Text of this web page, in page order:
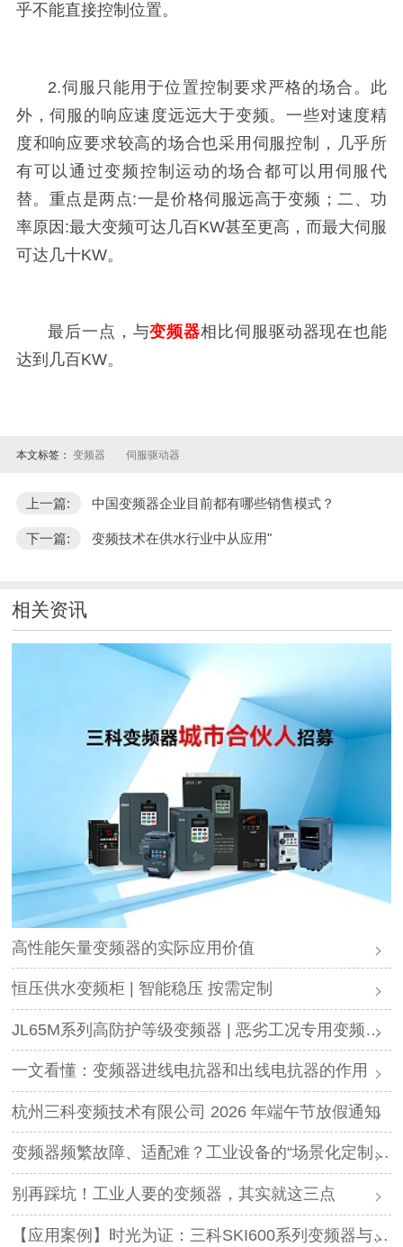
乎不能直接控制位置。
2.伺服只能用于位置控制要求严格的场合。此
外，伺服的响应速度远远大于变频。一些对速度精
度和响应要求较高的场合也采用伺服控制，几乎所
有可以通过变频控制运动的场合都可以用伺服代
替。重点是两点:一是价格伺服远高于变频；二、功
率原因:最大变频可达几百KW甚至更高，而最大伺服
可达几十KW。
最后一点，与变频器相比伺服驱动器现在也能
达到几百KW。
本文标签： 变频器 伺服驱动器
上一篇: 中国变频器企业目前都有哪些销售模式？
下一篇: 变频技术在供水行业中从应用"
相关资讯
高性能矢量变频器的实际应用价值
恒压供水变频柜 | 智能稳压 按需定制
JL65M系列高防护等级变频器 | 恶劣工况专用变频解决方案
一文看懂：变频器进线电抗器和出线电抗器的作用
杭州三科变频技术有限公司 2026 年端午节放假通知
变频器频繁故障、适配难？工业设备的“场景化定制”，才是破局关键
别再踩坑！工业人要的变频器，其实就这三点
【应用案例】时光为证：三科SKI600系列变频器与调直机的“长情陪伴”！